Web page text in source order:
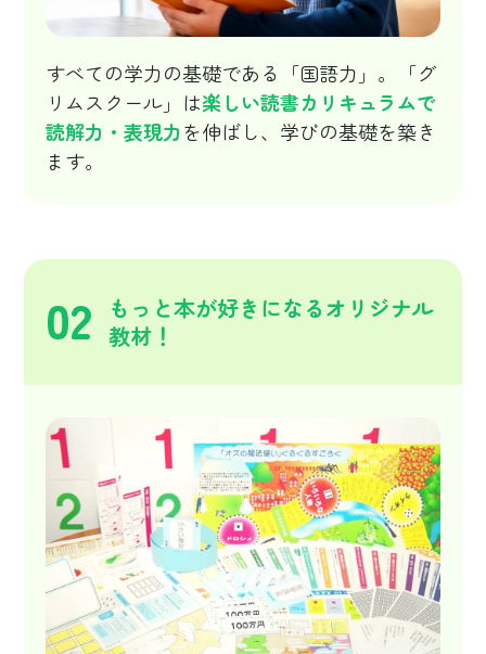
すべての学力の基礎である「国語力」。「グ
リムスクール」は楽しい読書カリキュラムで
読解力・表現力を伸ばし、学びの基礎を築き
ます。
02
もっと本が好きになるオリジナル
教材！